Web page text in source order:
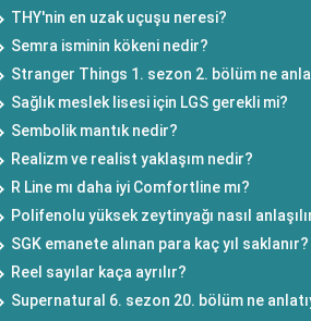
THY'nin en uzak uçuşu neresi?
Semra isminin kökeni nedir?
Stranger Things 1. sezon 2. bölüm ne
Sağlık meslek lisesi için LGS gerekli mi?
Sembolik mantık nedir?
Realizm ve realist yaklaşım nedir?
R Line mı daha iyi Comfortline mı?
Polifenolu yüksek zeytinyağı nasıl
SGK emanete alınan para kaç yıl saklanır?
Reel sayılar kaça ayrılır?
Supernatural 6. sezon 20. bölüm ne